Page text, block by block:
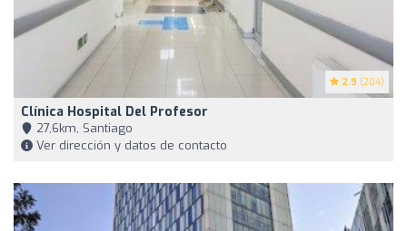
2.9 (204)
Clínica Hospital Del Profesor
27,6km, Santiago
Ver dirección y datos de contacto